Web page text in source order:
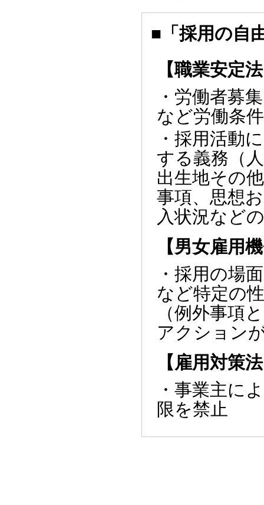
■「採用の自
【職業安定
・労働者募
など労働条
・採用活動
する義務（
出生地その
事項、思想
入状況など
【男女雇用
・採用の場
など特定の
（例外事項
アクション
【雇用対策
・事業主に
限を禁止